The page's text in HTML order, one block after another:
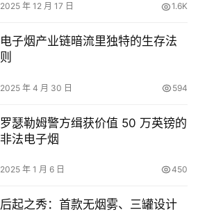
2025 年 12 月 17 日 1.6K
电子烟产业链暗流里独特的生存法
则
2025 年 4 月 30 日 594
罗瑟勒姆警方缉获价值 50 万英镑的
非法电子烟
2025 年 1 月 6 日 450
后起之秀：首款无烟雾、三罐设计